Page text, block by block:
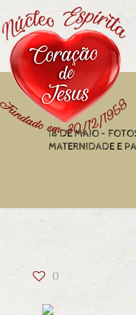
18 DE MAIO –
MATERNIDADE E
0